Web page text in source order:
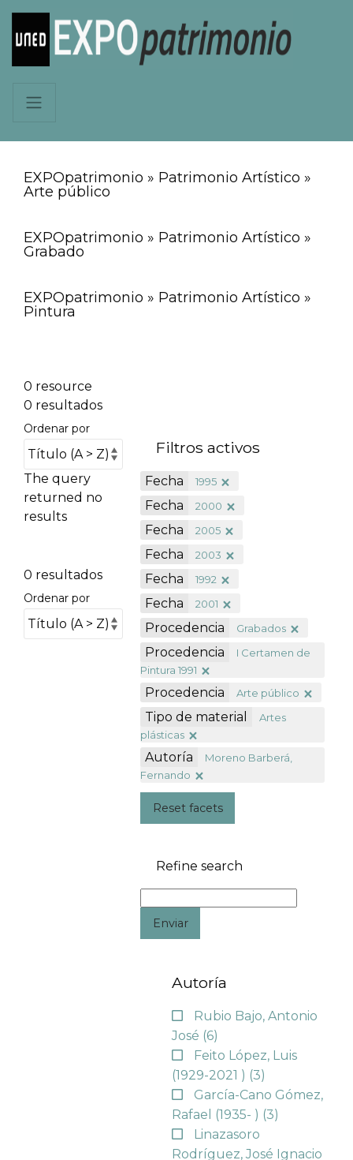
EXPOpatrimonio » Patrimonio Artístico »
Arte público
EXPOpatrimonio » Patrimonio Artístico »
Grabado
EXPOpatrimonio » Patrimonio Artístico »
Pintura
0 resource
0 resultados
Ordenar por
The query
returned no
results
0 resultados
Ordenar por
Filtros activos
Fecha 1995
Fecha 2000
Fecha 2005
Fecha 2003
Fecha 1992
Fecha 2001
Procedencia Grabados
Procedencia
I Certamen de
Pintura 1991
Procedencia Arte público
Tipo de material
Artes
plásticas
Autoría
Moreno Barberá,
Fernando
Reset facets
Refine search
Enviar
Autoría
Rubio Bajo, Antonio
José (6)
Feito López, Luis
(1929-2021 ) (3)
García-Cano Gómez,
Rafael (1935- ) (3)
Linazasoro
Rodríguez, José Ignacio